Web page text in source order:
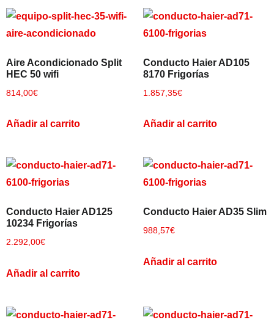
Ver todos los resultados
Aire Acondicionado Split
HEC 50 wifi
814,00€
Añadir al carrito
Conducto Haier AD105
8170 Frigorías
1.857,35€
Añadir al carrito
Conducto Haier AD125
10234 Frigorías
2.292,00€
Añadir al carrito
Conducto Haier AD35 Slim
988,57€
Añadir al carrito